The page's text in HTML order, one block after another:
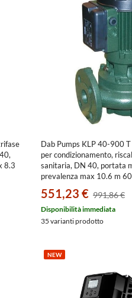
8.3
Dab Pumps KLP 40-900
per condizionamento,
sanitaria, DN 40, portata
prevalenza max 10.6 m
551,23 € 991,86 €
Disponibilità immediata
35 varianti prodotto
NEW